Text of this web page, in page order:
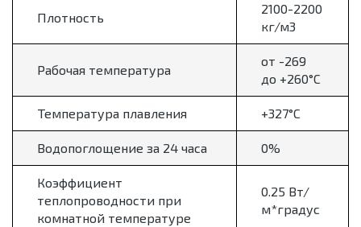
Плотность
2100-2200
кг/м3
Рабочая температура
от -269
до +260°С
Температура плавления +327°С
Водопоглощение за 24 часа 0%
Коэффициент
теплопроводности при
комнатной температуре
0.25 Вт/
м*градус